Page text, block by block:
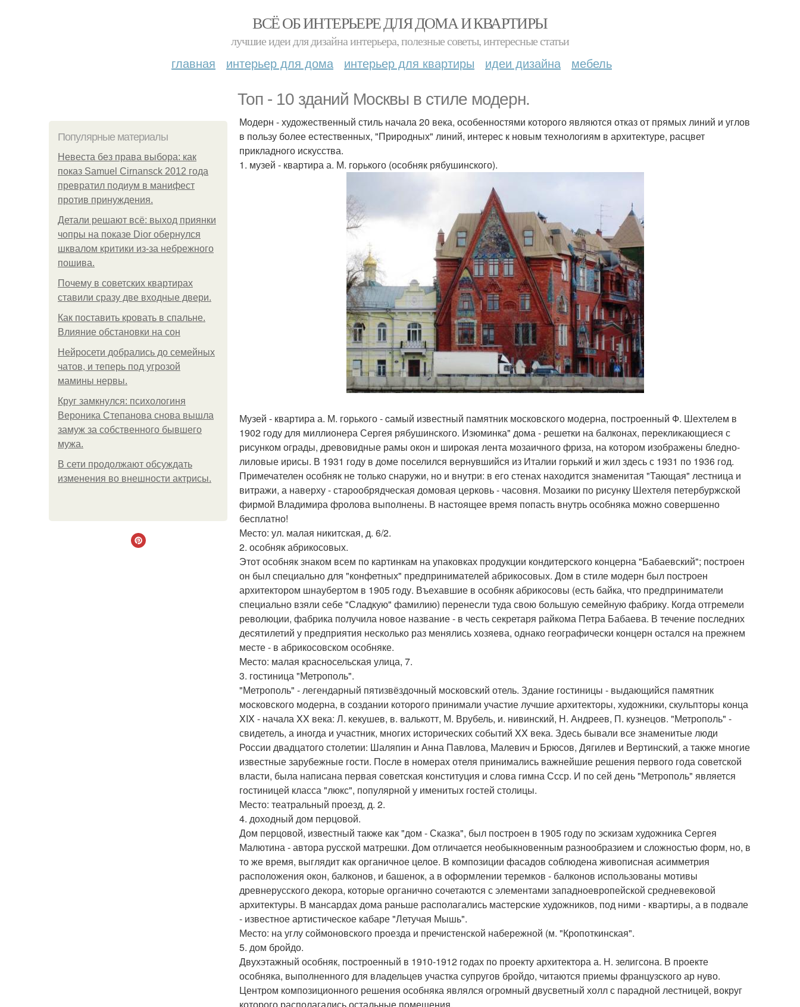
ВСЁ ОБ ИНТЕРЬЕРЕ ДЛЯ ДОМА И КВАРТИРЫ
лучшие идеи для дизайна интерьера, полезные советы, интересные статьи
главная интерьер для дома интерьер для квартиры идеи дизайна мебель
Топ - 10 зданий Москвы в стиле модерн.
Популярные материалы
Невеста без права выбора: как
показ Samuel Cirnansck 2012 года
превратил подиум в манифест
против принуждения.
Детали решают всё: выход приянки
чопры на показе Dior обернулся
шквалом критики из-за небрежного
пошива.
Почему в советских квартирах
ставили сразу две входные двери.
Как поставить кровать в спальне.
Влияние обстановки на сон
Нейросети добрались до семейных
чатов, и теперь под угрозой
мамины нервы.
Круг замкнулся: психологиня
Вероника Степанова снова вышла
замуж за собственного бывшего
мужа.
В сети продолжают обсуждать
изменения во внешности актрисы.
Модерн - художественный стиль начала 20 века, особенностями которого являются отказ от прямых линий и углов
в пользу более естественных, "Природных" линий, интерес к новым технологиям в архитектуре, расцвет
прикладного искусства.
1. музей - квартира а. М. горького (особняк рябушинского).
Музей - квартира а. М. горького - cамый известный памятник московского модерна, построенный Ф. Шехтелем в
1902 году для миллионера Сергея рябушинского. Изюминка" дома - решетки на балконах, перекликающиеся с
рисунком ограды, древовидные рамы окон и широкая лента мозаичного фриза, на котором изображены бледно-
лиловые ирисы. В 1931 году в доме поселился вернувшийся из Италии горький и жил здесь с 1931 по 1936 год.
Примечателен особняк не только снаружи, но и внутри: в его стенах находится знаменитая "Тающая" лестница и
витражи, а наверху - старообрядческая домовая церковь - часовня. Мозаики по рисунку Шехтеля петербуржской
фирмой Владимира фролова выполнены. В настоящее время попасть внутрь особняка можно совершенно
бесплатно!
Место: ул. малая никитская, д. 6/2.
2. особняк абрикосовых.
Этот особняк знаком всем по картинкам на упаковках продукции кондитерского концерна "Бабаевский"; построен
он был специально для "конфетных" предпринимателей абрикосовых. Дом в стиле модерн был построен
архитектором шнаубертом в 1905 году. Въехавшие в особняк абрикосовы (есть байка, что предприниматели
специально взяли себе "Сладкую" фамилию) перенесли туда свою большую семейную фабрику. Когда отгремели
революции, фабрика получила новое название - в честь секретаря райкома Петра Бабаева. В течение последних
десятилетий у предприятия несколько раз менялись хозяева, однако географически концерн остался на прежнем
месте - в абрикосовском особняке.
Место: малая красносельская улица, 7.
3. гостиница "Метрополь".
"Метрополь" - легендарный пятизвёздочный московский отель. Здание гостиницы - выдающийся памятник
московского модерна, в создании которого принимали участие лучшие архитекторы, художники, скульпторы конца
XIX - начала XX века: Л. кекушев, в. валькотт, М. Врубель, и. нивинский, Н. Андреев, П. кузнецов. "Метрополь" -
свидетель, а иногда и участник, многих исторических событий XX века. Здесь бывали все знаменитые люди
России двадцатого столетии: Шаляпин и Анна Павлова, Малевич и Брюсов, Дягилев и Вертинский, а также многие
известные зарубежные гости. После в номерах отеля принимались важнейшие решения первого года советской
власти, была написана первая советская конституция и слова гимна Ссср. И по сей день "Метрополь" является
гостиницей класса "люкс", популярной у именитых гостей столицы.
Место: театральный проезд, д. 2.
4. доходный дом перцовой.
Дом перцовой, известный также как "дом - Сказка", был построен в 1905 году по эскизам художника Сергея
Малютина - автора русской матрешки. Дом отличается необыкновенным разнообразием и сложностью форм, но, в
то же время, выглядит как органичное целое. В композиции фасадов соблюдена живописная асимметрия
расположения окон, балконов, и башенок, а в оформлении теремков - балконов использованы мотивы
древнерусского декора, которые органично сочетаются с элементами западноевропейской средневековой
архитектуры. В мансардах дома раньше располагались мастерские художников, под ними - квартиры, а в подвале
- известное артистическое кабаре "Летучая Мышь".
Место: на углу соймоновского проезда и пречистенской набережной (м. "Кропоткинская".
5. дом бройдо.
Двухэтажный особняк, построенный в 1910-1912 годах по проекту архитектора а. Н. зелигсона. В проекте
особняка, выполненного для владельцев участка супругов бройдо, читаются приемы французского ар нуво.
Центром композиционного решения особняка являлся огромный двусветный холл с парадной лестницей, вокруг